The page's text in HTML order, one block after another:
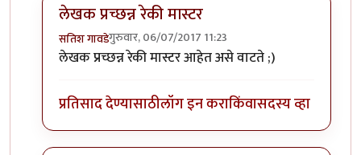
लेखक प्रच्छन्न रेकी मास्टर
सतिश गावडेगुरुवार, 06/07/2017 11:23
In reply toप्लसिबोbyउपाशी बोका
लेखक प्रच्छन्न रेकी मास्टर आहेत असे वाटते ;)
प्रतिसाद देण्यासाठीलॉग इन कराकिंवासदस्य व्हा